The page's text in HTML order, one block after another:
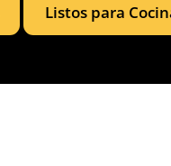
Listos para